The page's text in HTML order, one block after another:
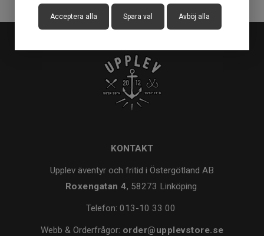
Acceptera alla Spara val Avböj alla
KONTAKT
Upplev äventyr och fritid i Östergötland AB
Roxengatan 4, 58273 Linköping
Telefon: 013-10 33 00
Webb & Orderfrågor: order@upplevstore.se